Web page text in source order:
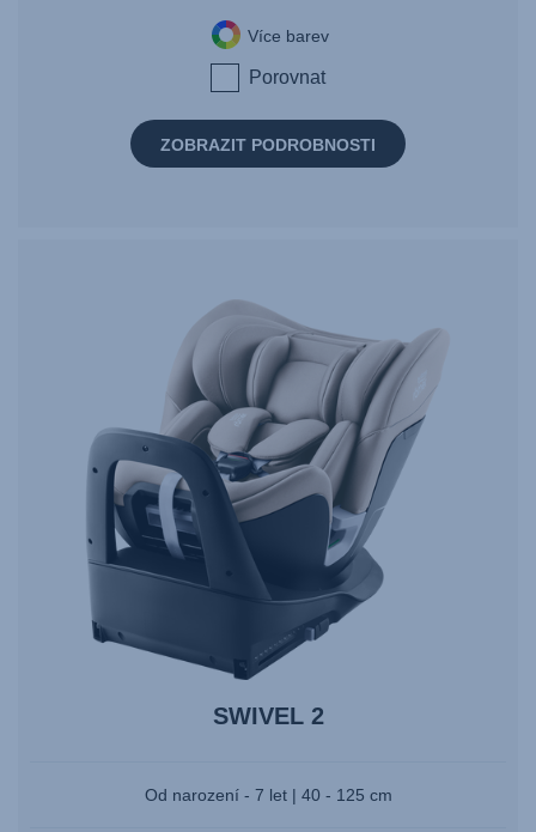
Více barev
Porovnat
ZOBRAZIT PODROBNOSTI
SWIVEL 2
Od narození - 7 let | 40 - 125 cm